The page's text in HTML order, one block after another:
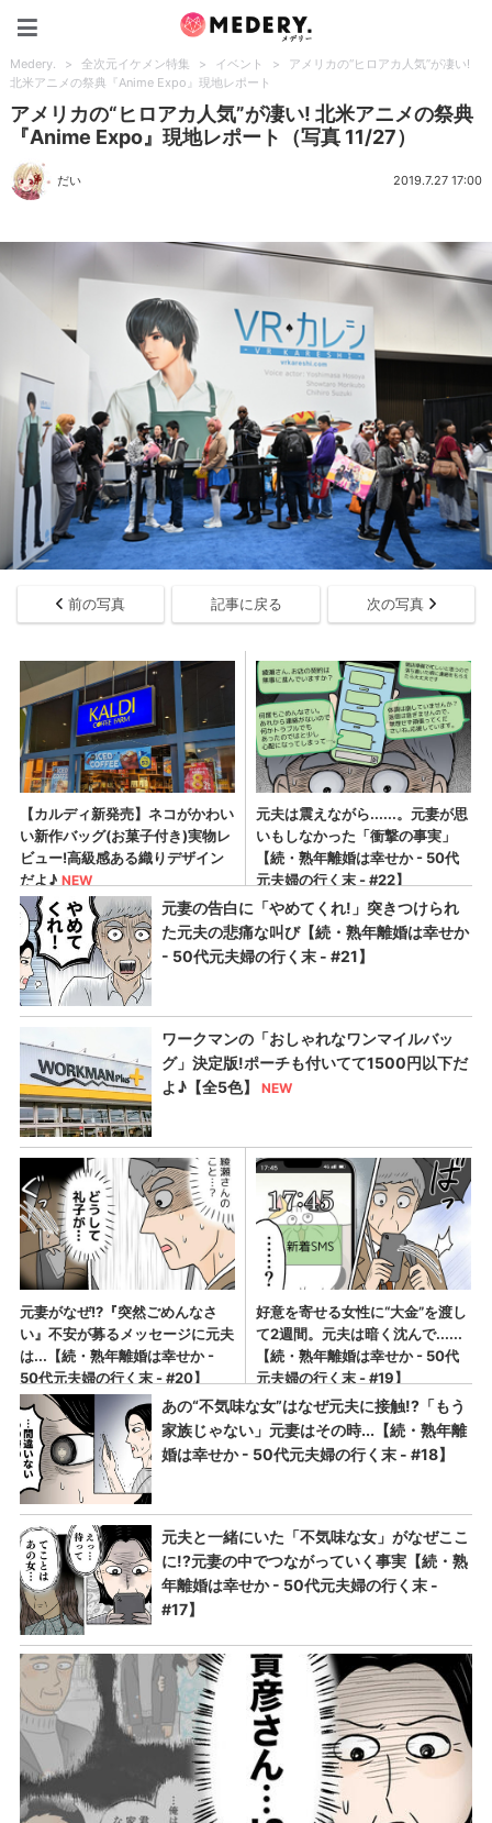
Medery. > 全次元イケメン特集 > イベント >
アメリカの“ヒロアカ人気”が凄い!
北米アニメの祭典『Anime Expo』現地レポート
アメリカの“ヒロアカ人気”が凄い! 北米アニメの祭典
『Anime Expo』現地レポート（写真 11/27）
だい 2019.7.27 17:00
前の写真 記事に戻る 次の写真